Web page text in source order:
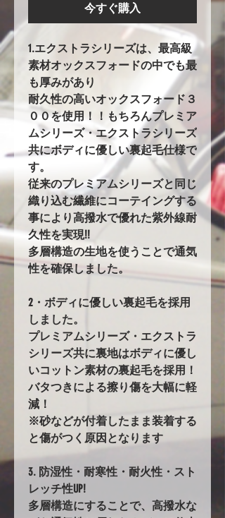
今すぐ購入
1.エクストラシリーズは、最高級
素材オックスフォードの中でも最
も厚みがあり
耐久性の高いオックスフォード３
００を使用！！もちろんプレミア
ムシリーズ・エクストラシリーズ
共にボディに優しい裏起毛仕様で
す。
従来のプレミアムシリーズと同じ
織り込む繊維にコーテイングする
事により高撥水で優れた紫外線耐
久性を実現!!
多層構造の生地を使うことで通気
性を確保しました。
2・ボディに優しい裏起毛を採用
しました。
プレミアムシリーズ・エクストラ
シリーズ共に裏地はボディに優し
いコットン素材の裏起毛を採用！
バタつきによる擦り傷を大幅に軽
減！
※砂などが付着したまま装着する
と傷がつく原因となります
3. 防湿性・耐寒性・耐火性・スト
レッチ性UP!
多層構造にすることで、高撥水な